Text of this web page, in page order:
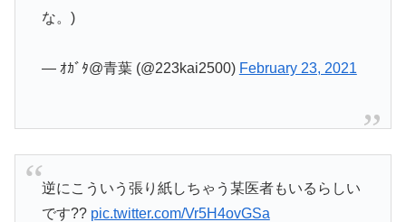
な。)
— ｵｶﾞﾀ@青葉 (@223kai2500) February 23, 2021
逆にこういう張り紙しちゃう某医者もいるらしい
です?? pic.twitter.com/Vr5H4ovGSa